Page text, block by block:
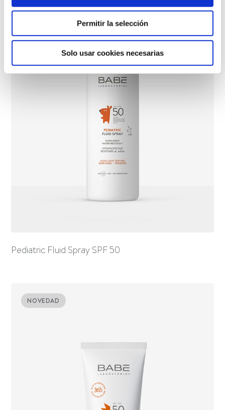
Permitir la selección
Solo usar cookies necesarias
Pediatric Fluid Spray SPF 50
NOVEDAD